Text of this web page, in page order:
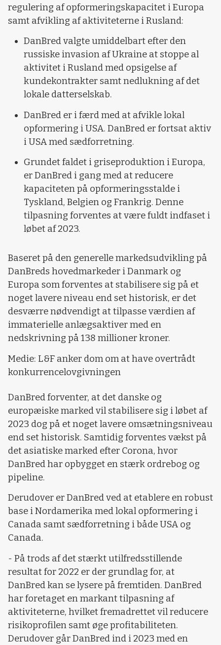
regulering af opformeringskapacitet i Europa
samt afvikling af aktiviteterne i Rusland:
DanBred valgte umiddelbart efter den
russiske invasion af Ukraine at stoppe al
aktivitet i Rusland med opsigelse af
kundekontrakter samt nedlukning af det
lokale datterselskab.
DanBred er i færd med at afvikle lokal
opformering i USA. DanBred er fortsat aktiv
i USA med sædforretning.
Grundet faldet i griseproduktion i Europa,
er DanBred i gang med at reducere
kapaciteten på opformeringsstalde i
Tyskland, Belgien og Frankrig. Denne
tilpasning forventes at være fuldt indfaset i
løbet af 2023.
Baseret på den generelle markedsudvikling på
DanBreds hovedmarkeder i Danmark og
Europa som forventes at stabilisere sig på et
noget lavere niveau end set historisk, er det
desværre nødvendigt at tilpasse værdien af
immaterielle anlægsaktiver med en
nedskrivning på 138 millioner kroner.
Medie: L&F anker dom om at have overtrådt
konkurrencelovgivningen
DanBred forventer, at det danske og
europæiske marked vil stabilisere sig i løbet af
2023 dog på et noget lavere omsætningsniveau
end set historisk. Samtidig forventes vækst på
det asiatiske marked efter Corona, hvor
DanBred har opbygget en stærk ordrebog og
pipeline.
Derudover er DanBred ved at etablere en robust
base i Nordamerika med lokal opformering i
Canada samt sædforretning i både USA og
Canada.
- På trods af det stærkt utilfredsstillende
resultat for 2022 er der grundlag for, at
DanBred kan se lysere på fremtiden. DanBred
har foretaget en markant tilpasning af
aktiviteterne, hvilket fremadrettet vil reducere
risikoprofilen samt øge profitabiliteten.
Derudover går DanBred ind i 2023 med en